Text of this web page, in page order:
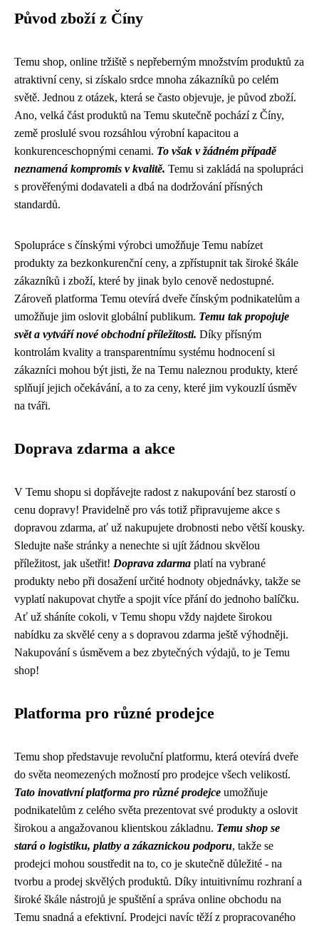
Původ zboží z Číny
Temu shop, online tržiště s nepřeberným množstvím produktů za
atraktivní ceny, si získalo srdce mnoha zákazníků po celém
světě. Jednou z otázek, která se často objevuje, je původ zboží.
Ano, velká část produktů na Temu skutečně pochází z Číny,
země proslulé svou rozsáhlou výrobní kapacitou a
konkurenceschopnými cenami. To však v žádném případě
neznamená kompromis v kvalitě. Temu si zakládá na spolupráci
s prověřenými dodavateli a dbá na dodržování přísných
standardů.
Spolupráce s čínskými výrobci umožňuje Temu nabízet
produkty za bezkonkurenční ceny, a zpřístupnit tak široké škále
zákazníků i zboží, které by jinak bylo cenově nedostupné.
Zároveň platforma Temu otevírá dveře čínským podnikatelům a
umožňuje jim oslovit globální publikum. Temu tak propojuje
svět a vytváří nové obchodní příležitosti. Díky přísným
kontrolám kvality a transparentnímu systému hodnocení si
zákazníci mohou být jisti, že na Temu naleznou produkty, které
splňují jejich očekávání, a to za ceny, které jim vykouzlí úsměv
na tváři.
Doprava zdarma a akce
V Temu shopu si dopřávejte radost z nakupování bez starostí o
cenu dopravy! Pravidelně pro vás totiž připravujeme akce s
dopravou zdarma, ať už nakupujete drobnosti nebo větší kousky.
Sledujte naše stránky a nenechte si ujít žádnou skvělou
příležitost, jak ušetřit! Doprava zdarma platí na vybrané
produkty nebo při dosažení určité hodnoty objednávky, takže se
vyplatí nakupovat chytře a spojit více přání do jednoho balíčku.
Ať už sháníte cokoli, v Temu shopu vždy najdete širokou
nabídku za skvělé ceny a s dopravou zdarma ještě výhodněji.
Nakupování s úsměvem a bez zbytečných výdajů, to je Temu
shop!
Platforma pro různé prodejce
Temu shop představuje revoluční platformu, která otevírá dveře
do světa neomezených možností pro prodejce všech velikostí.
Tato inovativní platforma pro různé prodejce umožňuje
podnikatelům z celého světa prezentovat své produkty a oslovit
širokou a angažovanou klientskou základnu. Temu shop se
stará o logistiku, platby a zákaznickou podporu, takže se
prodejci mohou soustředit na to, co je skutečně důležité - na
tvorbu a prodej skvělých produktů. Díky intuitivnímu rozhraní a
široké škále nástrojů je spuštění a správa online obchodu na
Temu snadná a efektivní. Prodejci navíc těží z propracovaného